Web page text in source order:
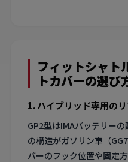
フィットシャト
トカバーの選び
1. ハイブリッド専用の
GP2型はIMAバッテリー
の構造がガソリン車（
バーのフック位置や固定